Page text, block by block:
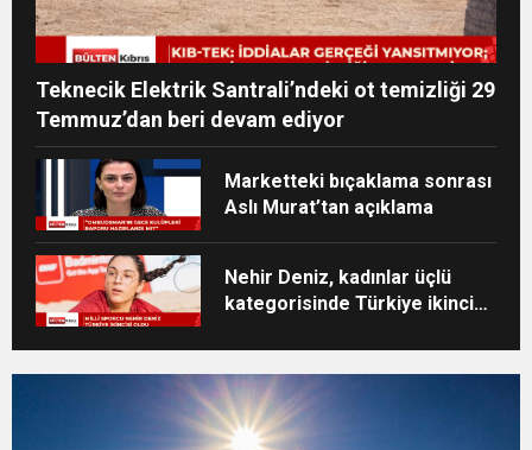
Teknecik Elektrik Santrali’ndeki ot temizliği 29
Temmuz’dan beri devam ediyor
Marketteki bıçaklama sonrası
Aslı Murat’tan açıklama
Nehir Deniz, kadınlar üçlü
kategorisinde Türkiye ikincisi